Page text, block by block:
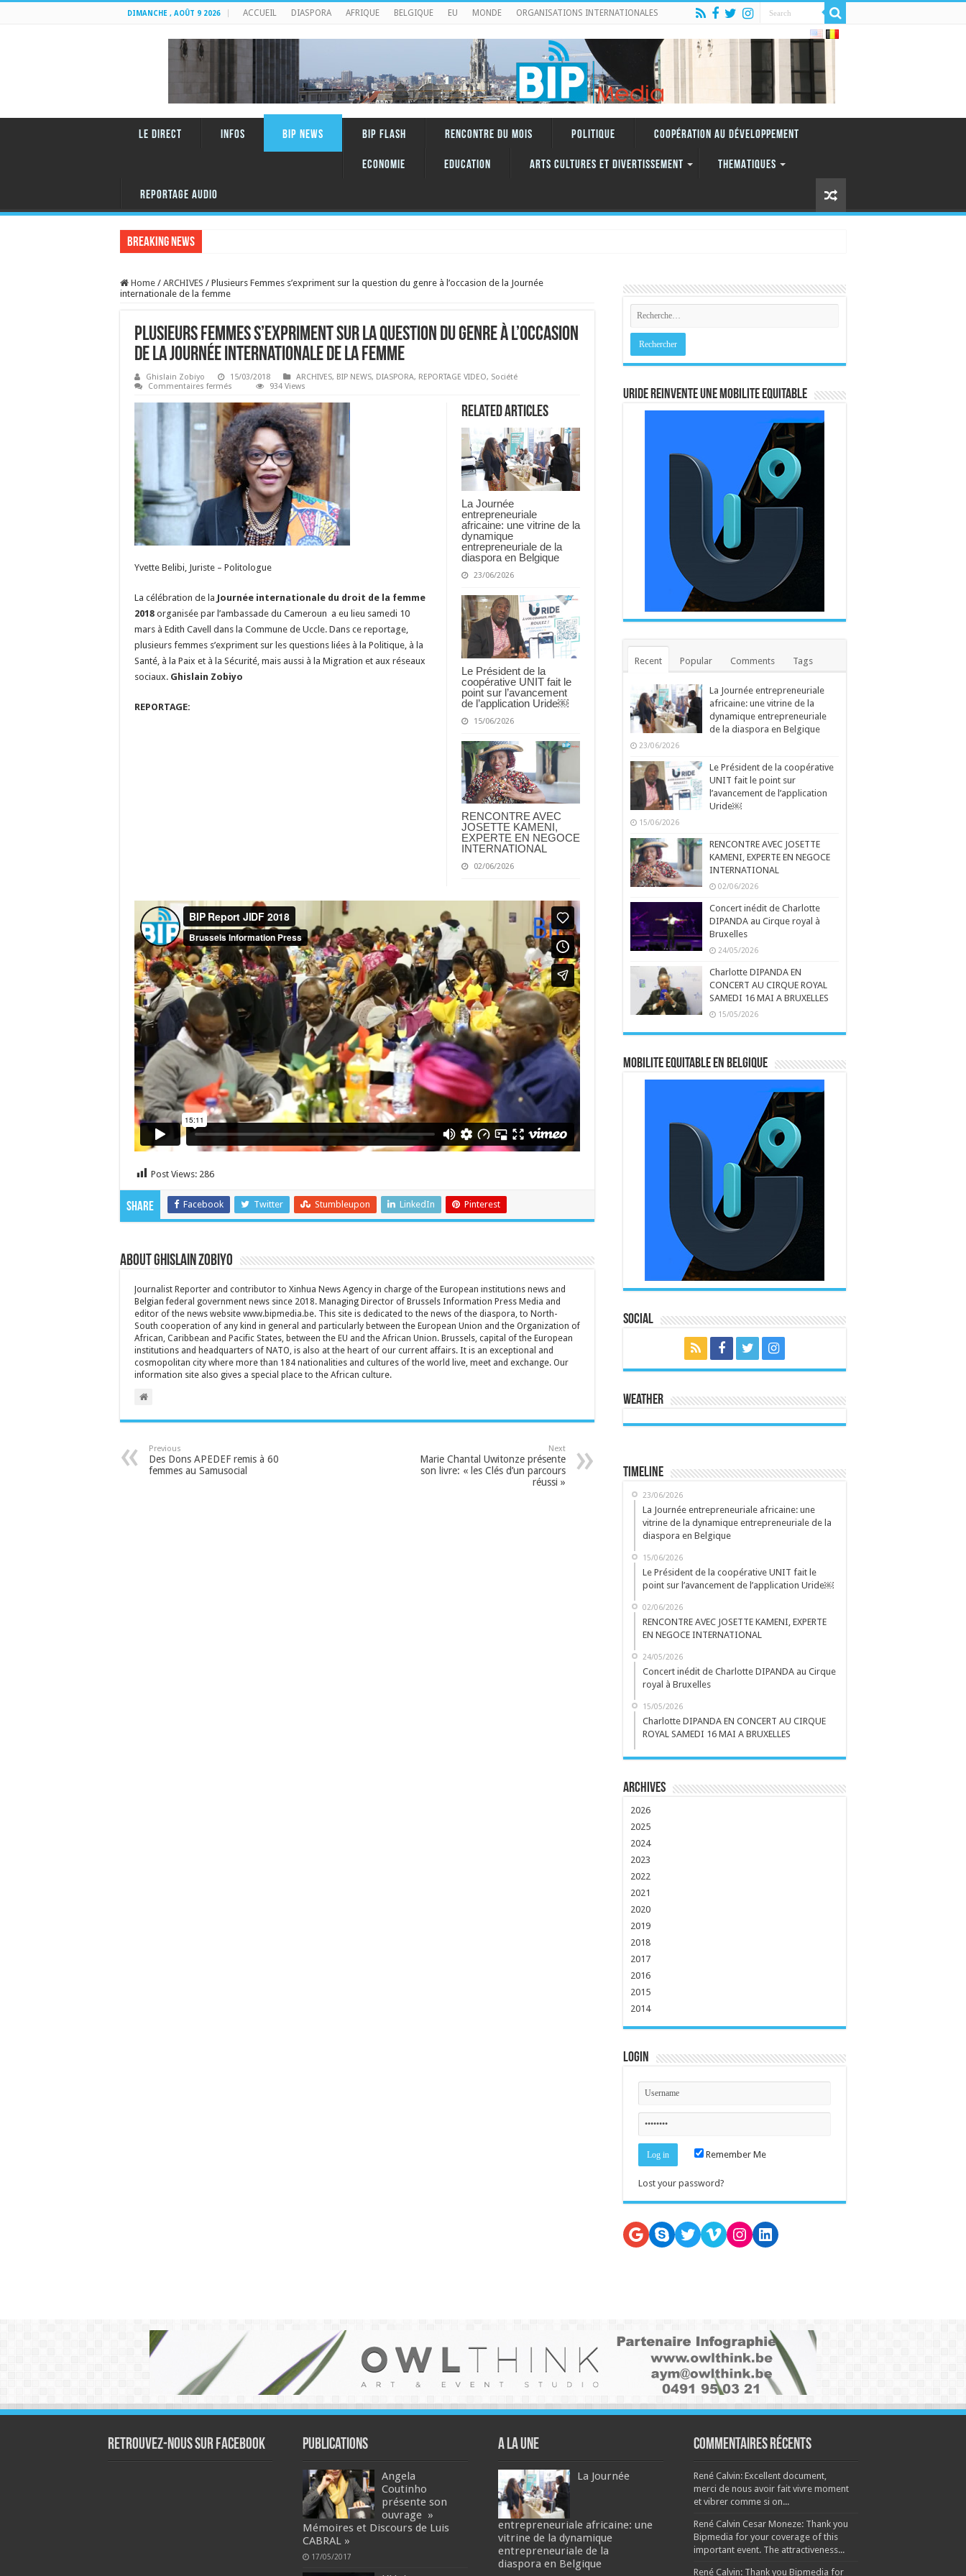
DIMANCHE , AOÛT 9 2026 ACCUEIL DIASPORA AFRIQUE BELGIQUE EU MONDE ORGANISATIONS INTERNATIONALES
LE DIRECT INFOS BIP NEWS BIP FLASH RENCONTRE DU MOIS Politique Coopération au Développement
Economie Education ARTS CULTURES ET DIVERTISSEMENT THEMATIQUES
REPORTAGE AUDIO
Breaking News
Home / ARCHIVES / Plusieurs Femmes s’expriment sur la question du genre à l’occasion de la Journée
internationale de la femme
Plusieurs Femmes s’expriment sur la question du genre à l’occasion
de la Journée internationale de la femme
Ghislain Zobiyo 15/03/2018 ARCHIVES, BIP NEWS, DIASPORA, REPORTAGE VIDEO, Société
Commentaires fermés
Femmes
s’expriment
sur
la
question
du
genre
à
l’occasion
de
Journée
internationale
de
la
femme
934 Views
Related Articles
La Journée
entrepreneuriale
africaine: une vitrine de la
dynamique
entrepreneuriale de la
diaspora en Belgique
23/06/2026
Le Président de la
coopérative UNIT fait le
point sur l’avancement
de l’application Uride￼
15/06/2026
RENCONTRE AVEC
JOSETTE KAMENI,
EXPERTE EN NEGOCE
INTERNATIONAL
02/06/2026
Yvette Belibi, Juriste – Politologue
La célébration de la Journée internationale du droit de la femme
2018 organisée par l’ambassade du Cameroun a eu lieu samedi 10
mars à Edith Cavell dans la Commune de Uccle. Dans ce reportage,
plusieurs femmes s’expriment sur les questions liées à la Politique, à la
Santé, à la Paix et à la Sécurité, mais aussi à la Migration et aux réseaux
sociaux. Ghislain Zobiyo
REPORTAGE:
Post Views: 286
Share Facebook Twitter Stumbleupon LinkedIn Pinterest
About Ghislain Zobiyo
Journalist Reporter and contributor to Xinhua News Agency in charge of the European institutions news and
Belgian federal government news since 2018. Managing Director of Brussels Information Press Media and
editor of the news website www.bipmedia.be. This site is dedicated to the news of the diaspora, to North-
South cooperation of any kind in general and particularly between the European Union and the Organization of
African, Caribbean and Pacific States, between the EU and the African Union. Brussels, capital of the European
institutions and headquarters of NATO, is also at the heart of our current affairs. It is an exceptional and
cosmopolitan city where more than 184 nationalities and cultures of the world live, meet and exchange. Our
information site also gives a special place to the African culture.
Previous
Des Dons APEDEF remis à 60
femmes au Samusocial
Next
Marie Chantal Uwitonze présente
son livre: « les Clés d’un parcours
réussi »
URIDE REINVENTE UNE MOBILITE EQUITABLE
Recent Popular Comments Tags
La Journée entrepreneuriale
africaine: une vitrine de la
dynamique entrepreneuriale
de la diaspora en Belgique
23/06/2026
Le Président de la coopérative
UNIT fait le point sur
l’avancement de l’application
Uride￼
15/06/2026
RENCONTRE AVEC JOSETTE
KAMENI, EXPERTE EN NEGOCE
INTERNATIONAL
02/06/2026
Concert inédit de Charlotte
DIPANDA au Cirque royal à
Bruxelles
24/05/2026
Charlotte DIPANDA EN
CONCERT AU CIRQUE ROYAL
SAMEDI 16 MAI A BRUXELLES
15/05/2026
MOBILITE EQUITABLE EN BELGIQUE
Social
Weather
Timeline
23/06/2026
La Journée entrepreneuriale africaine: une
vitrine de la dynamique entrepreneuriale de la
diaspora en Belgique
15/06/2026
Le Président de la coopérative UNIT fait le
point sur l’avancement de l’application Uride￼
02/06/2026
RENCONTRE AVEC JOSETTE KAMENI, EXPERTE
EN NEGOCE INTERNATIONAL
24/05/2026
Concert inédit de Charlotte DIPANDA au Cirque
royal à Bruxelles
15/05/2026
Charlotte DIPANDA EN CONCERT AU CIRQUE
ROYAL SAMEDI 16 MAI A BRUXELLES
Archives
2026
2025
2024
2023
2022
2021
2020
2019
2018
2017
2016
2015
2014
Login
Remember Me
Lost your password?
Google
SkypeTwitter
VimeoInstagram
LinkedIn
Retrouvez-nous sur Facebook Publications
Angela
Coutinho
présente son
ouvrage »
Mémoires et Discours de Luis
CABRAL »
17/05/2017
A la une
La Journée
entrepreneuriale africaine: une
vitrine de la dynamique
entrepreneuriale de la
diaspora en Belgique
Commentaires récents
René Calvin: Excellent document,
merci de nous avoir fait vivre moment
et vibrer comme si on...
René Calvin Cesar Moneze: Thank you
Bipmedia for your coverage of this
important event. The attractiveness...
René Calvin: Thank you Bipmedia for